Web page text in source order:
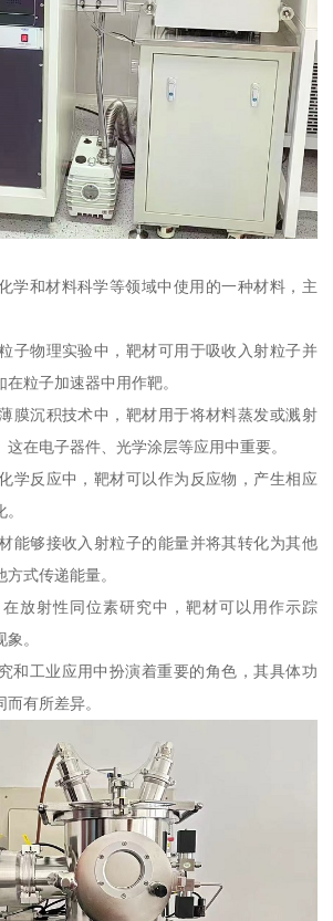
学和材料科学等领域中使用的一种材料，主
子物理实验中，靶材可用于吸收入射粒子并
粒子加速器中用作靶。
膜沉积技术中，靶材用于将材料蒸发或溅射
在电子器件、光学涂层等应用中重要。
学反应中，靶材可以作为反应物，产生相应
能够接收入射粒子的能量并将其转化为其他
式传递能量。
放射性同位素研究中，靶材可以用作示踪
。
和工业应用中扮演着重要的角色，其具体功
有所差异。